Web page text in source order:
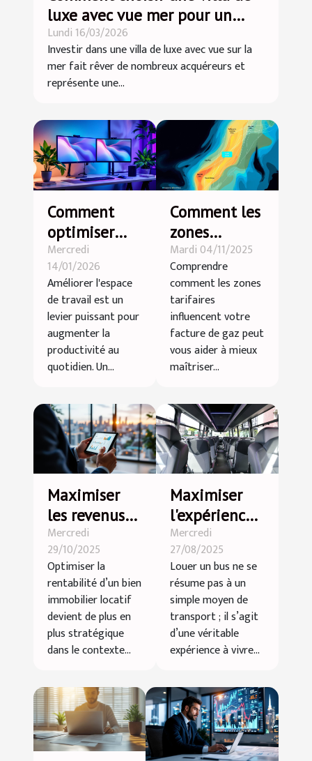
luxe avec vue mer pour un
investissement optimal ?
Lundi 16/03/2026
Investir dans une villa de luxe avec vue sur la
mer fait rêver de nombreux acquéreurs et
représente une...
Comment
optimiser
l'espace de
travail pour
booster la
productivité?
Mercredi
14/01/2026
Améliorer l'espace
de travail est un
levier puissant pour
augmenter la
productivité au
quotidien. Un...
Comment les
zones
tarifaires
influencent-
elles votre
facture de
gaz ?
Mardi 04/11/2025
Comprendre
comment les zones
tarifaires
influencent votre
facture de gaz peut
vous aider à mieux
maîtriser...
Maximiser
les revenus
locatifs :
stratégies
innovantes
pour 2025
Mercredi
29/10/2025
Optimiser la
rentabilité d’un bien
immobilier locatif
devient de plus en
plus stratégique
dans le contexte...
Maximiser
l'expérience
utilisateur
lors d'une
location bus
Mercredi
27/08/2025
Louer un bus ne se
résume pas à un
simple moyen de
transport ; il s’agit
d’une véritable
expérience à vivre...